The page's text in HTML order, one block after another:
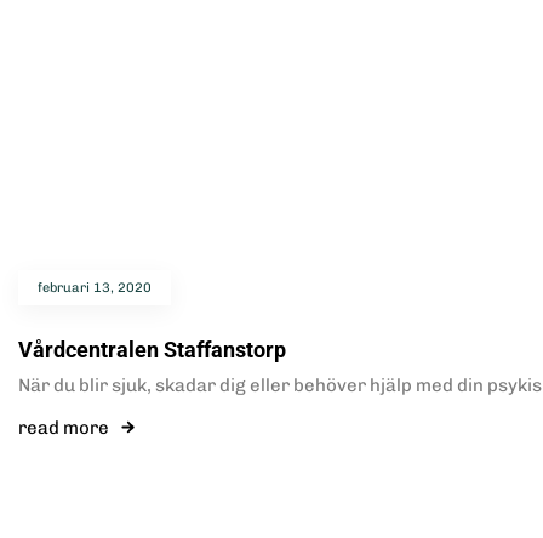
februari 13, 2020
Vårdcentralen Staffanstorp
När du blir sjuk, skadar dig eller behöver hjälp med din
read more